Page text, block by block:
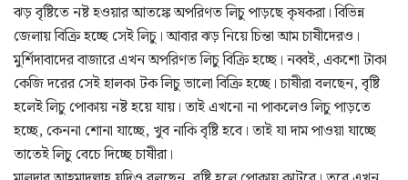
ঝড় বৃষ্টিতে নষ্ট হওয়ার আতঙ্কে অপরিণত লিচু পাড়ছে কৃষকরা। বিভিন্ন
জেলায় বিক্রি হচ্ছে সেই লিচু। আবার ঝড় নিয়ে চিন্তা আম চাষীদেরও।
মুর্শিদাবাদের বাজারে এখন অপরিণত লিচু বিক্রি হচ্ছে। নব্বই, একশো টাকা
কেজি দরের সেই হালকা টক লিচু ভালো বিক্রি হচ্ছে। চাষীরা বলছেন, বৃষ্টি
হলেই লিচু পোকায় নষ্ট হয়ে যায়। তাই এখনো না পাকলেও লিচু পাড়তে
হচ্ছে, কেননা শোনা যাচ্ছে, খুব নাকি বৃষ্টি হবে। তাই যা দাম পাওয়া যাচ্ছে
তাতেই লিচু বেচে দিচ্ছে চাষীরা।